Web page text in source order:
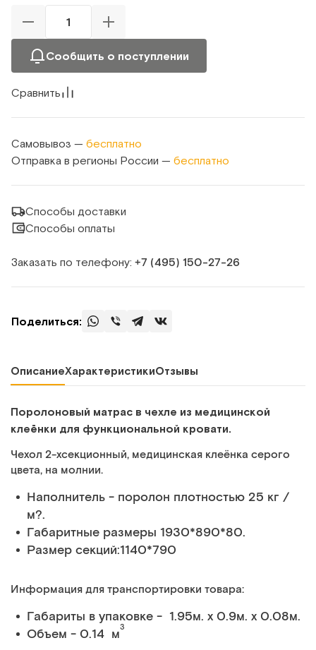
Сообщить о поступлении
Сравнить
Самовывоз — бесплатно
Отправка в регионы России — бесплатно
Способы доставки
Способы оплаты
Заказать по телефону: +7 (495) 150‑27‑26
Поделиться:
ОписаниеХарактеристикиОтзывы
Поролоновый матрас в чехле из медицинской
клеёнки для функциональной кровати.
Чехол 2-хсекционный, медицинская клеёнка серого
цвета, на молнии.
Наполнитель - поролон плотностью 25 кг /
м?.
Габаритные размеры 1930*890*80.
Размер секций:1140*790
Информация для транспортировки товара:
Габариты в упаковке - 1.95м. x 0.9м. x 0.08м.
Объем - 0.14 м3